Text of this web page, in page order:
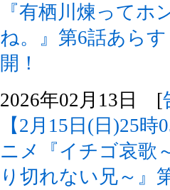
『有栖川煉ってホ
ね。』第6話あら
開！
2026年02月13日 [
【2月15日(日)25
ニメ『イチゴ哀歌
り切れない兄～